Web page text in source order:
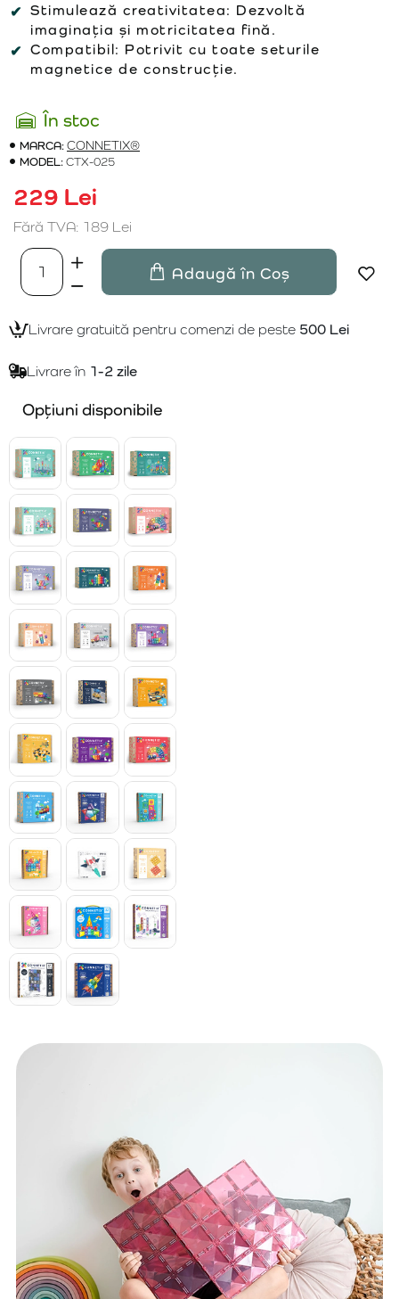
Stimulează creativitatea: Dezvoltă
imaginația și motricitatea fină.
Compatibil: Potrivit cu toate seturile
magnetice de construcție.
În stoc
MARCA:CONNETIX®
MODEL:CTX-025
229 Lei
Fără TVA: 189 Lei
Adaugă în Coș
Livrare gratuită pentru comenzi de peste 500 Lei
Livrare în 1-2 zile
Opțiuni disponibile